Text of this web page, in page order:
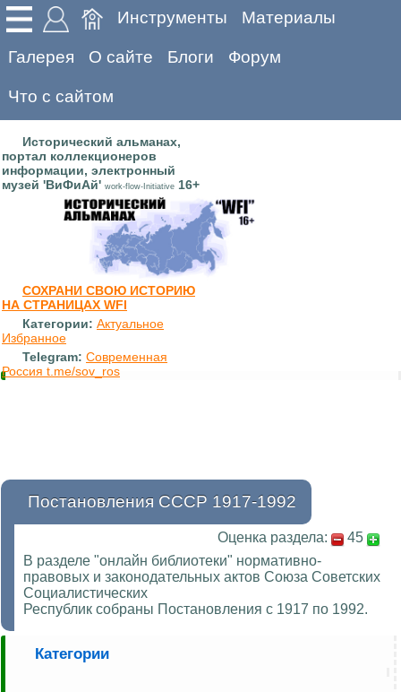
Инструменты Материалы
Галерея О сайте Блоги Форум
Что с сайтом
Исторический альманах,
портал коллекционеров
информации, электронный
музей 'ВиФиАй' work-flow-Initiative 16+
СОХРАНИ СВОЮ ИСТОРИЮ
НА СТРАНИЦАХ WFI
Категории: Актуальное
Избранное
Telegram: Современная
Россия t.me/sov_ros
Постановления СССР 1917-1992
Оценка раздела:
45
В разделе "онлайн библиотеки" нормативно-
правовых и законодательных актов Союза Советских
Социалистических
Республик собраны Постановления с 1917 по 1992.
Категории